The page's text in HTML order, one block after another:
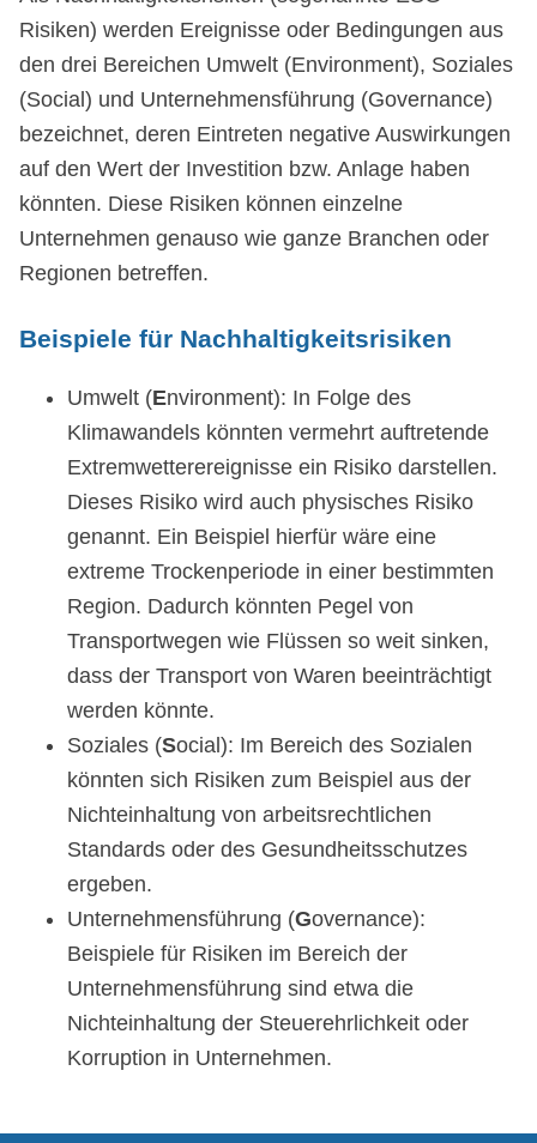
Risiken) werden Ereignisse oder Bedingungen aus
den drei Bereichen Umwelt (Environment), Soziales
(Social) und Unternehmensführung (Governance)
bezeichnet, deren Eintreten negative Auswirkungen
auf den Wert der Investition bzw. Anlage haben
könnten. Diese Risiken können einzelne
Unternehmen genauso wie ganze Branchen oder
Regionen betreffen.
Beispiele für Nachhaltigkeitsrisiken
Umwelt (Environment): In Folge des
Klimawandels könnten vermehrt auftretende
Extremwetterereignisse ein Risiko darstellen.
Dieses Risiko wird auch physisches Risiko
genannt. Ein Beispiel hierfür wäre eine
extreme Trockenperiode in einer bestimmten
Region. Dadurch könnten Pegel von
Transportwegen wie Flüssen so weit sinken,
dass der Transport von Waren beeinträchtigt
werden könnte.
Soziales (Social): Im Bereich des Sozialen
könnten sich Risiken zum Beispiel aus der
Nichteinhaltung von arbeitsrechtlichen
Standards oder des Gesundheitsschutzes
ergeben.
Unternehmensführung (Governance):
Beispiele für Risiken im Bereich der
Unternehmensführung sind etwa die
Nichteinhaltung der Steuerehrlichkeit oder
Korruption in Unternehmen.